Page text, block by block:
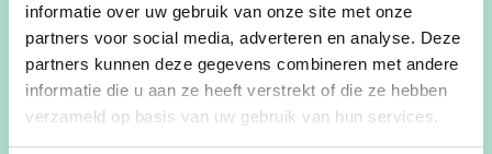
informatie over uw gebruik van onze site met onze
partners voor social media, adverteren en analyse. Deze
partners kunnen deze gegevens combineren met andere
informatie die u aan ze heeft verstrekt of die ze hebben
verzameld op basis van uw gebruik van hun services.
“De Vlaamse regering moet haar prioriteiten
dringend herbekijken. Men zadelt het openbaar
vervoer op met een besparing van ‘maar’ 35
miljoen euro, terwijl er tegelijk voor 18 miljard euro